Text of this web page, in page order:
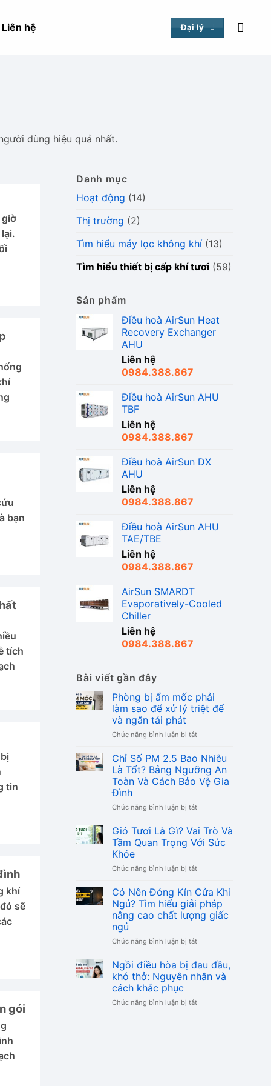
Liên hệ Đại lý
dùng hiệu quả nhất.
giờ
bạn
tích
tin
khí
sẽ
gói
Danh mục
Hoạt động (14)
Thị trường (2)
Tìm hiểu máy lọc không khí (13)
Tìm hiểu thiết bị cấp khí tươi (59)
Sản phẩm
Điều hoà AirSun Heat
Recovery Exchanger
AHU
Liên hệ
0984.388.867
Điều hoà AirSun AHU
TBF
Liên hệ
0984.388.867
Điều hoà AirSun DX
AHU
Liên hệ
0984.388.867
Điều hoà AirSun AHU
TAE/TBE
Liên hệ
0984.388.867
AirSun SMARDT
Evaporatively-Cooled
Chiller
Liên hệ
0984.388.867
Bài viết gần đây
Phòng bị ẩm mốc phải
làm sao để xử lý triệt để
và ngăn tái phát
Chức năng bình luận bị tắtở
bị
ẩm
mốc
phải
sao
xử
lý
triệt
và
tái
phát
Chỉ Số PM 2.5 Bao Nhiêu
Là Tốt? Bảng Ngưỡng An
Toàn Và Cách Bảo Vệ Gia
Đình
Chức năng bình luận bị tắtở
Số
PM
2.5
Nhiêu
Tốt?
Bảng
Ngưỡng
An
Và
Bảo
Vệ
Gia
Gió Tươi Là Gì? Vai Trò Và
Tầm Quan Trọng Với Sức
Khỏe
Chức năng bình luận bị tắtở
Tươi
Là
Gì?
Vai
Và
Quan
Trọng
Với
Khỏe
Có Nên Đóng Kín Cửa Khi
Ngủ? Tìm hiểu giải pháp
nâng cao chất lượng giấc
ngủ
Chức năng bình luận bị tắtở
Nên
Đóng
Kín
Khi
Ngồi điều hòa bị đau đầu,
khó thở: Nguyên nhân và
cách khắc phục
Chức năng bình luận bị tắtở